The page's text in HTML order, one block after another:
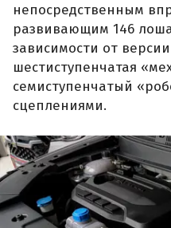
непосредственным
развивающим 146
зависимости от
шестиступенчатая
семиступенчатый
сцеплениями.